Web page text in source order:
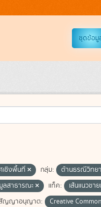
ชุดข้อมู
เชิงพื้นที่ กลุ่ม:
ด้านธรณีวิทย
ลสาธารณะ แท็ค: เส้นแนวชา
ญญาอนุญาต: Creative